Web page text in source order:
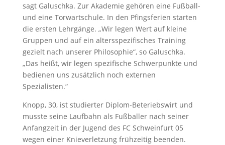
sagt Galuschka. Zur Akademie gehören eine Fußball-
und eine Torwartschule. In den Pfingsferien starten
die ersten Lehrgänge. „Wir legen Wert auf kleine
Gruppen und auf ein altersspezifisches Training
gezielt nach unserer Philosophie“, so Galuschka.
„Das heißt, wir legen spezifische Schwerpunkte und
bedienen uns zusätzlich noch externen
Spezialisten.“
Knopp, 30, ist studierter Diplom-Beteriebswirt und
musste seine Laufbahn als Fußballer nach seiner
Anfangzeit in der Jugend des FC Schweinfurt 05
wegen einer Knieverletzung frühzeitig beenden.